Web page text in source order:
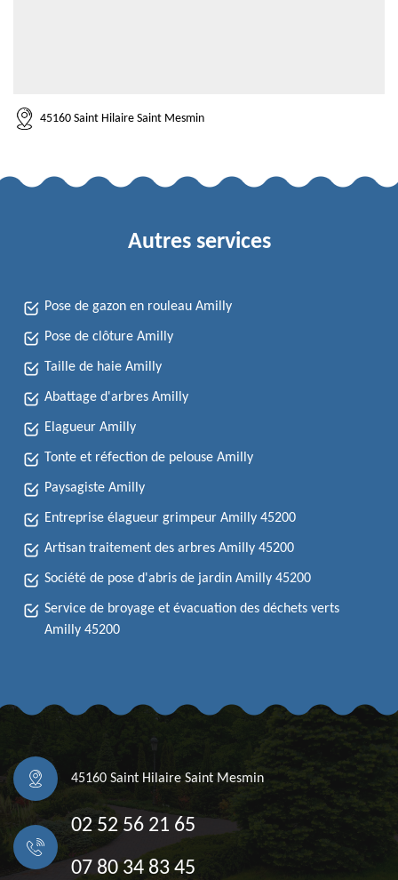
45160 Saint Hilaire Saint Mesmin
Autres services
Pose de gazon en rouleau Amilly
Pose de clôture Amilly
Taille de haie Amilly
Abattage d'arbres Amilly
Elagueur Amilly
Tonte et réfection de pelouse Amilly
Paysagiste Amilly
Entreprise élagueur grimpeur Amilly 45200
Artisan traitement des arbres Amilly 45200
Société de pose d'abris de jardin Amilly 45200
Service de broyage et évacuation des déchets verts
Amilly 45200
45160 Saint Hilaire Saint Mesmin
02 52 56 21 65
07 80 34 83 45